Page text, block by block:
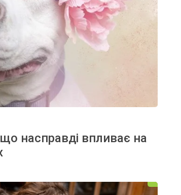
насправді впливає на